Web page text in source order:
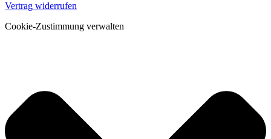
Vertrag widerrufen
Cookie-Zustimmung verwalten